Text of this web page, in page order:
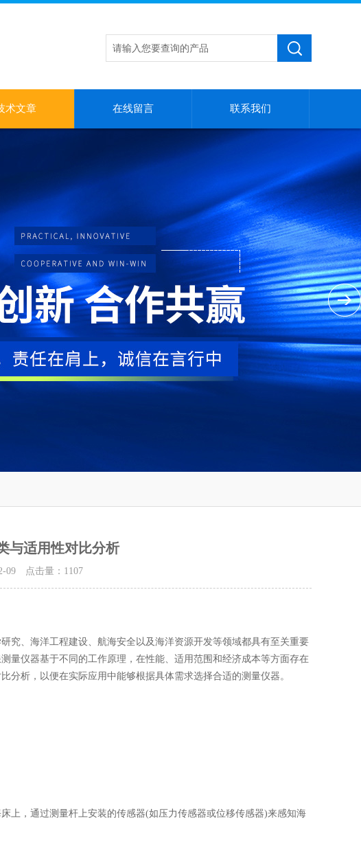
术文章 在线留言 联系我们
与适用性对比分析​
09 点击量： 1107
、海洋工程建设、航海安全以及海洋资源开发等领域都具有至关重要
量仪器基于不同的工作原理，在性能、适用范围和经济成本等方面存在
分析，以便在实际应用中能够根据具体需求选择合适的测量仪器。
，通过测量杆上安装的传感器(如压力传感器或位移传感器)来感知海